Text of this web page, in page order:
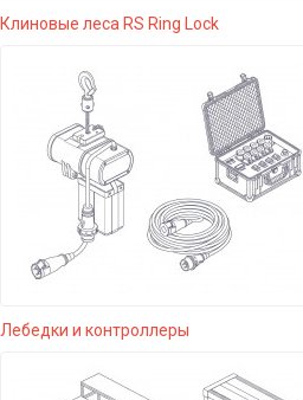
Клиновые леса RS Ring Lock
Лебедки и контроллеры